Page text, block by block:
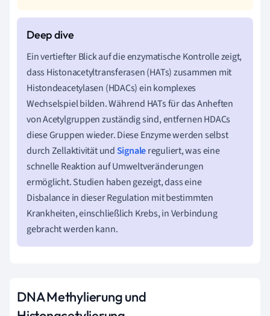
Ein vertiefter Blick auf die enzymatische Kontrolle zeigt,
dass Histonacetyltransferasen (HATs) zusammen mit
Histondeacetylasen (HDACs) ein komplexes
Wechselspiel bilden. Während HATs für das Anheften
von Acetylgruppen zuständig sind, entfernen HDACs
diese Gruppen wieder. Diese Enzyme werden selbst
durch Zellaktivität undSignalereguliert, was eine
schnelle Reaktion auf Umweltveränderungen
ermöglicht. Studien haben gezeigt, dass eine
Disbalance in dieser Regulation mit bestimmten
Krankheiten, einschließlich Krebs, in Verbindung
gebracht werden kann.
DNA Methylierung und